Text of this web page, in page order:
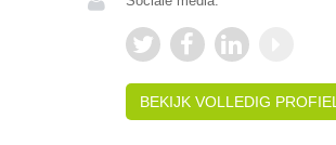
BEKIJK VOLLEDIG PROFIEL